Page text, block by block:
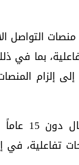
التواصل
بما في
إلزام
وأكد المكتب
تفاعلية، في